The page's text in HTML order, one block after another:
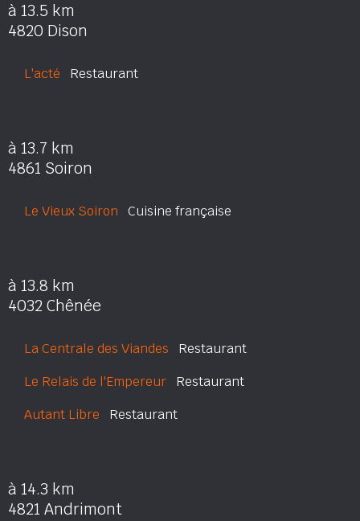
à 13.5 km
4820 Dison
L'acté Restaurant
à 13.7 km
4861 Soiron
Le Vieux Soiron Cuisine française
à 13.8 km
4032 Chênée
La Centrale des Viandes Restaurant
Le Relais de l'Empereur Restaurant
Autant Libre Restaurant
à 14.3 km
4821 Andrimont